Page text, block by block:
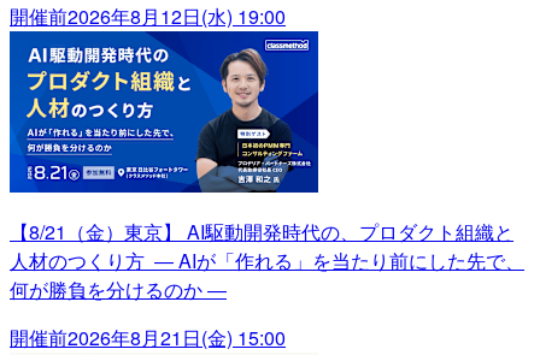
開催前2026年8月12日(水) 19:00
【8/21（金）東京】 AI駆動開発時代の、プロダクト組織と
人材のつくり方 ― AIが「作れる」を当たり前にした先で、
何が勝負を分けるのか ―
開催前2026年8月21日(金) 15:00